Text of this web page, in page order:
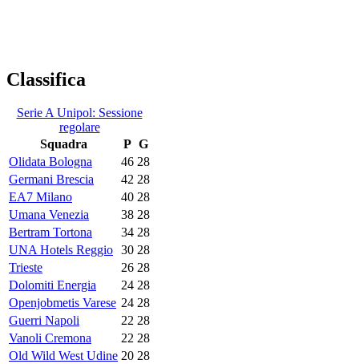
Classifica
Serie A Unipol: Sessione
regolare
Squadra
P G
Olidata Bologna
46 28
Germani Brescia
42 28
EA7 Milano
40 28
Umana Venezia
38 28
Bertram Tortona
34 28
UNA Hotels Reggio 30 28
Trieste
26 28
Dolomiti Energia
24 28
Openjobmetis Varese 24 28
Guerri Napoli
22 28
Vanoli Cremona
22 28
Old Wild West Udine 20 28